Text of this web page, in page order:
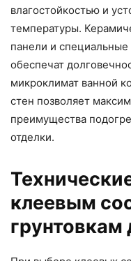
влагостойкостью и
температуры.
панели и
обеспечат
микроклимат ванной
стен позволяет
преимущества
отделки.
клеевым
грунтовкам